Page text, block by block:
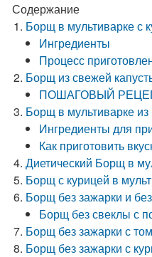
Содержание
Борщ в мультиварке с
Ингредиенты
Процесс
Борщ из свежей
ПОШАГОВЫЙ
Борщ в мультиварке
Ингредиенты для
Как приготовить
Диетический Борщ в
Борщ с курицей в
Борщ без зажарки и
Борщ без свеклы с
Борщ без зажарки с
Борщ без зажарки с